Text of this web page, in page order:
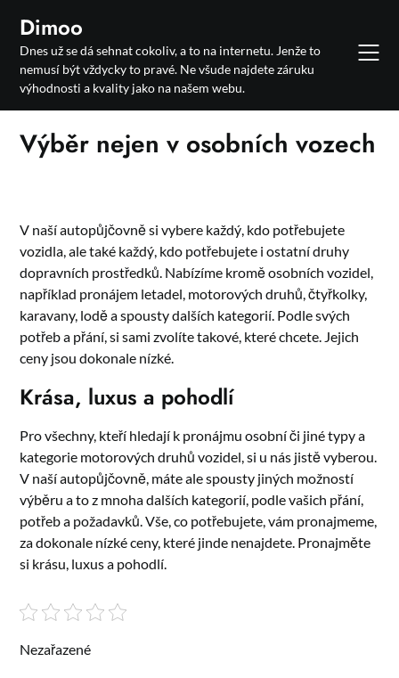
content
Dimoo
Dnes už se dá sehnat cokoliv, a to na internetu. Jenže to
nemusí být vždycky to pravé. Ne všude najdete záruku
výhodnosti a kvality jako na našem webu.
Výběr nejen v osobních vozech
V našíautopůjčovněsi vybere každý, kdo potřebujete
vozidla, ale také každý, kdo potřebujete i ostatní druhy
dopravních prostředků. Nabízíme kromě osobních vozidel,
například pronájem letadel, motorových druhů, čtyřkolky,
karavany, lodě a spousty dalších kategorií. Podle svých
potřeb a přání, si sami zvolíte takové, které chcete. Jejich
ceny jsou dokonale nízké.
Krása, luxus a pohodlí
Pro všechny, kteří hledají k pronájmu osobní či jiné typy a
kategorie motorových druhů vozidel, si u nás jistě vyberou.
V naší autopůjčovně, máte ale spousty jiných možností
výběru a to z mnoha dalších kategorií, podle vašich přání,
potřeb a požadavků. Vše, co potřebujete, vám pronajmeme,
za dokonale nízké ceny, které jinde nenajdete. Pronajměte
si krásu, luxus a pohodlí.
Nezařazené